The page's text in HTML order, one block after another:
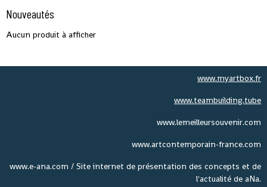
Nouveautés
Aucun produit à afficher
www.myartbox.fr
www.teambuilding.tube
www.lemeilleursouvenir.com
www.artcontemporain-france.com
www.e-ana.com / Site internet de présentation des concepts et de
l'actualité de aNa.